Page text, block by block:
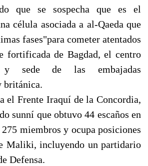
que se sospecha que es el
célula asociada a al-Qaeda que
fases"para cometer atentados
fortificada de Bagdad, el centro
sede de las embajadas
británica.
el Frente Iraquí de la Concordia,
sunní que obtuvo 44 escaños en
miembros y ocupa posiciones
Maliki, incluyendo un partidario
Defensa.